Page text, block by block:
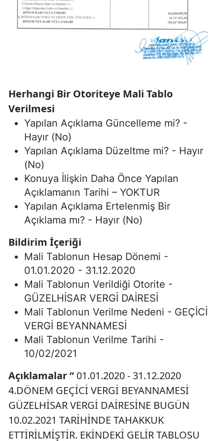
Herhangi Bir Otoriteye Mali Tablo
Verilmesi
Yapılan Açıklama Güncelleme mi? -
Hayır (No)
Yapılan Açıklama Düzeltme mi? - Hayır
(No)
Konuya İlişkin Daha Önce Yapılan
Açıklamanın Tarihi – YOKTUR
Yapılan Açıklama Ertelenmiş Bir
Açıklama mı? - Hayır (No)
Bildirim İçeriği
Mali Tablonun Hesap Dönemi -
01.01.2020 - 31.12.2020
Mali Tablonun Verildiği Otorite -
GÜZELHİSAR VERGİ DAİRESİ
Mali Tablonun Verilme Nedeni - GEÇİCİ
VERGİ BEYANNAMESİ
Mali Tablonun Verilme Tarihi -
10/02/2021
Açıklamalar“ 01.01.2020 - 31.12.2020
4.DÖNEM GEÇİCİ VERGİ BEYANNAMESİ
GÜZELHİSAR VERGİ DAİRESİNE BUGÜN
10.02.2021 TARİHİNDE TAHAKKUK
ETTİRİLMİŞTİR. EKİNDEKİ GELİR TABLOSU